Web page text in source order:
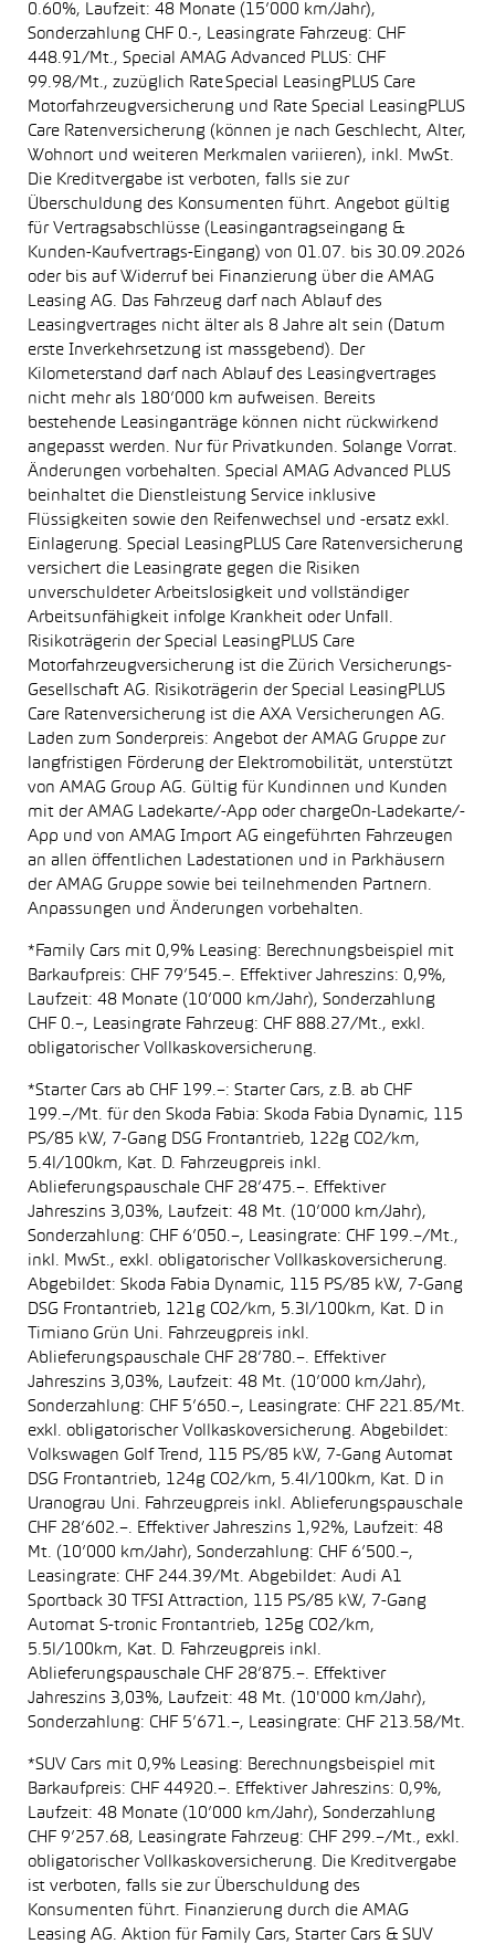
0.60%, Laufzeit: 48 Monate (15’000 km/Jahr),
Sonderzahlung CHF 0.-, Leasingrate Fahrzeug: CHF
448.91/Mt., Special AMAG Advanced PLUS: CHF
99.98/Mt., zuzüglich Rate Special LeasingPLUS Care
Motorfahrzeugversicherung und Rate Special LeasingPLUS
Care Ratenversicherung (können je nach Geschlecht, Alter,
Wohnort und weiteren Merkmalen variieren), inkl. MwSt.
Die Kreditvergabe ist verboten, falls sie zur
Überschuldung des Konsumenten führt. Angebot gültig
für Vertragsabschlüsse (Leasingantragseingang &
Kunden-Kaufvertrags-Eingang) von 01.07. bis 30.09.2026
oder bis auf Widerruf bei Finanzierung über die AMAG
Leasing AG. Das Fahrzeug darf nach Ablauf des
Leasingvertrages nicht älter als 8 Jahre alt sein (Datum
erste Inverkehrsetzung ist massgebend). Der
Kilometerstand darf nach Ablauf des Leasingvertrages
nicht mehr als 180’000 km aufweisen. Bereits
bestehende Leasinganträge können nicht rückwirkend
angepasst werden. Nur für Privatkunden. Solange Vorrat.
Änderungen vorbehalten. Special AMAG Advanced PLUS
beinhaltet die Dienstleistung Service inklusive
Flüssigkeiten sowie den Reifenwechsel und -ersatz exkl.
Einlagerung. Special LeasingPLUS Care Ratenversicherung
versichert die Leasingrate gegen die Risiken
unverschuldeter Arbeitslosigkeit und vollständiger
Arbeitsunfähigkeit infolge Krankheit oder Unfall.
Risikoträgerin der Special LeasingPLUS Care
Motorfahrzeugversicherung ist die Zürich Versicherungs-
Gesellschaft AG. Risikoträgerin der Special LeasingPLUS
Care Ratenversicherung ist die AXA Versicherungen AG.
Laden zum Sonderpreis: Angebot der AMAG Gruppe zur
langfristigen Förderung der Elektromobilität, unterstützt
von AMAG Group AG. Gültig für Kundinnen und Kunden
mit der AMAG Ladekarte/-App oder chargeOn-Ladekarte/-
App und von AMAG Import AG eingeführten Fahrzeugen
an allen öffentlichen Ladestationen und in Parkhäusern
der AMAG Gruppe sowie bei teilnehmenden Partnern.
Anpassungen und Änderungen vorbehalten.
*Family Cars mit 0,9% Leasing: Berechnungsbeispiel mit
Barkaufpreis: CHF 79’545.–. Effektiver Jahreszins: 0,9%,
Laufzeit: 48 Monate (10’000 km/Jahr), Sonderzahlung
CHF 0.–, Leasingrate Fahrzeug: CHF 888.27/Mt., exkl.
obligatorischer Vollkaskoversicherung.
*Starter Cars ab CHF 199.–: Starter Cars, z.B. ab CHF
199.–/Mt. für den Skoda Fabia: Skoda Fabia Dynamic, 115
PS/85 kW, 7-Gang DSG Frontantrieb, 122g CO2/km,
5.4l/100km, Kat. D. Fahrzeugpreis inkl.
Ablieferungspauschale CHF 28’475.–. Effektiver
Jahreszins 3,03%, Laufzeit: 48 Mt. (10’000 km/Jahr),
Sonderzahlung: CHF 6’050.–, Leasingrate: CHF 199.–/Mt.,
inkl. MwSt., exkl. obligatorischer Vollkaskoversicherung.
Abgebildet: Skoda Fabia Dynamic, 115 PS/85 kW, 7-Gang
DSG Frontantrieb, 121g CO2/km, 5.3l/100km, Kat. D in
Timiano Grün Uni. Fahrzeugpreis inkl.
Ablieferungspauschale CHF 28’780.–. Effektiver
Jahreszins 3,03%, Laufzeit: 48 Mt. (10’000 km/Jahr),
Sonderzahlung: CHF 5’650.–, Leasingrate: CHF 221.85/Mt.
exkl. obligatorischer Vollkaskoversicherung. Abgebildet:
Volkswagen Golf Trend, 115 PS/85 kW, 7-Gang Automat
DSG Frontantrieb, 124g CO2/km, 5.4l/100km, Kat. D in
Uranograu Uni. Fahrzeugpreis inkl. Ablieferungspauschale
CHF 28’602.–. Effektiver Jahreszins 1,92%, Laufzeit: 48
Mt. (10’000 km/Jahr), Sonderzahlung: CHF 6’500.–,
Leasingrate: CHF 244.39/Mt. Abgebildet: Audi A1
Sportback 30 TFSI Attraction, 115 PS/85 kW, 7-Gang
Automat S-tronic Frontantrieb, 125g CO2/km,
5.5l/100km, Kat. D. Fahrzeugpreis inkl.
Ablieferungspauschale CHF 28’875.–. Effektiver
Jahreszins 3,03%, Laufzeit: 48 Mt. (10'000 km/Jahr),
Sonderzahlung: CHF 5’671.–, Leasingrate: CHF 213.58/Mt.
*SUV Cars mit 0,9% Leasing: Berechnungsbeispiel mit
Barkaufpreis: CHF 44920.–. Effektiver Jahreszins: 0,9%,
Laufzeit: 48 Monate (10’000 km/Jahr), Sonderzahlung
CHF 9’257.68, Leasingrate Fahrzeug: CHF 299.–/Mt., exkl.
obligatorischer Vollkaskoversicherung. Die Kreditvergabe
ist verboten, falls sie zur Überschuldung des
Konsumenten führt. Finanzierung durch die AMAG
Leasing AG. Aktion für Family Cars, Starter Cars & SUV